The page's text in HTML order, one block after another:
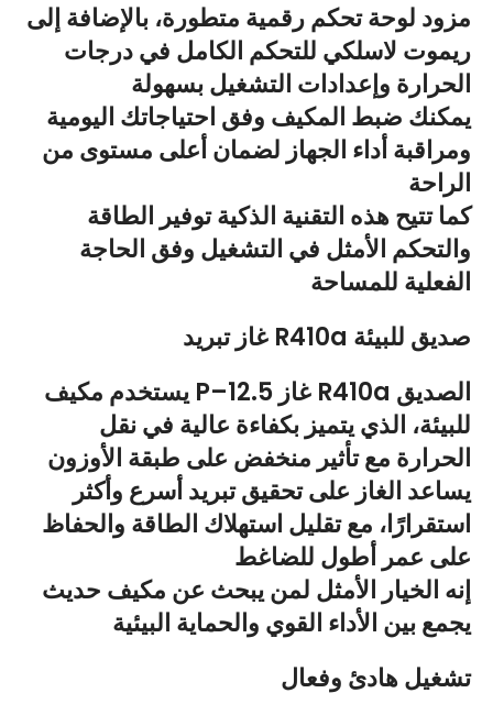
مزود لوحة تحكم رقمية متطورة، بالإضافة إلى
ريموت لاسلكي للتحكم الكامل في درجات
الحرارة وإعدادات التشغيل بسهولة
يمكنك ضبط المكيف وفق احتياجاتك اليومية
ومراقبة أداء الجهاز لضمان أعلى مستوى من
الراحة
كما تتيح هذه التقنية الذكية توفير الطاقة
والتحكم الأمثل في التشغيل وفق الحاجة
الفعلية للمساحة
غاز تبريد R410a صديق للبيئة
يستخدم مكيف P–12.5 غاز R410a الصديق
للبيئة، الذي يتميز بكفاءة عالية في نقل
الحرارة مع تأثير منخفض على طبقة الأوزون
يساعد الغاز على تحقيق تبريد أسرع وأكثر
استقرارًا، مع تقليل استهلاك الطاقة والحفاظ
على عمر أطول للضاغط
إنه الخيار الأمثل لمن يبحث عن مكيف حديث
يجمع بين الأداء القوي والحماية البيئية
تشغيل هادئ وفعال